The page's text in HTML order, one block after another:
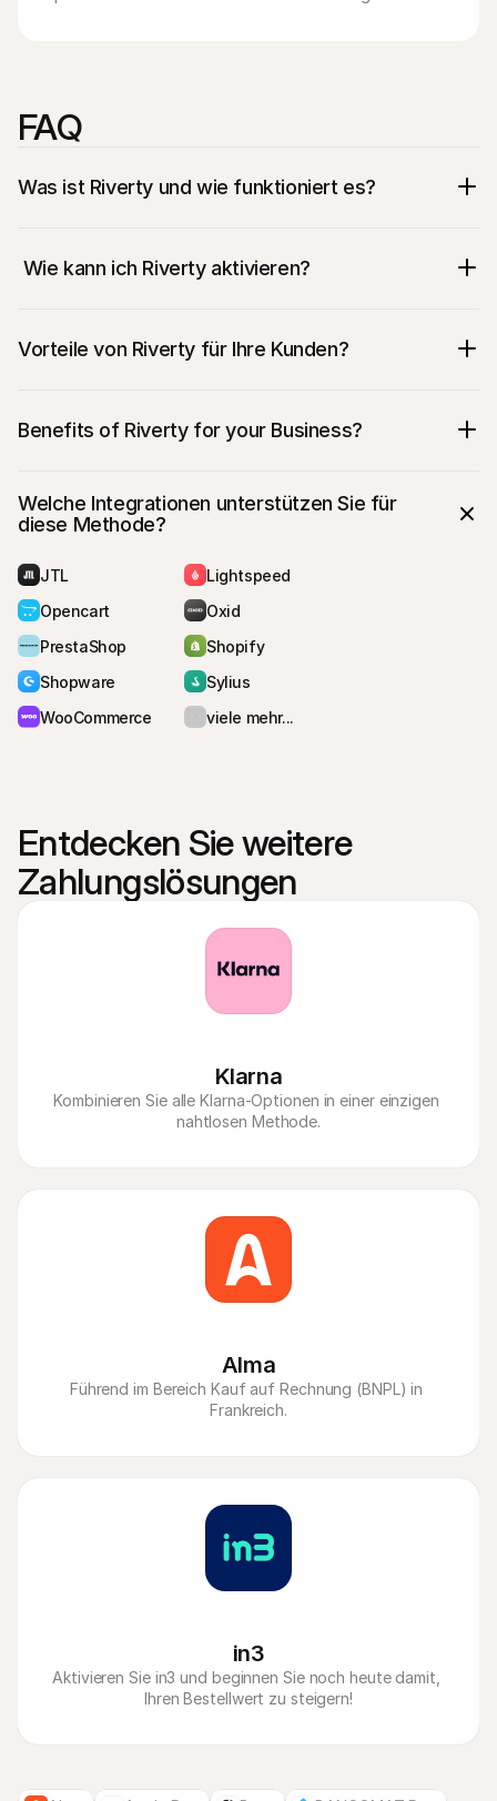
FAQ
Was ist Riverty und wie funktioniert es?
Wie kann ich Riverty aktivieren?
Vorteile von Riverty für Ihre Kunden?
Benefits of Riverty for your Business?
Welche Integrationen unterstützen Sie für
diese Methode?
JTL
Lightspeed
Opencart
Oxid
PrestaShop
Shopify
Shopware
Sylius
WooCommerce
viele mehr...
Entdecken Sie weitere
Zahlungslösungen
Klarna
Kombinieren Sie alle Klarna-Optionen in einer einzigen
nahtlosen Methode.
Alma
Führend im Bereich Kauf auf Rechnung (BNPL) in
Frankreich.
in3
Aktivieren Sie in3 und beginnen Sie noch heute damit,
Ihren Bestellwert zu steigern!